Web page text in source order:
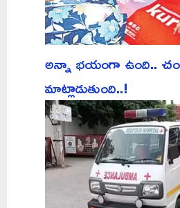
అన్నా భయంగా ఉంది..
మాట్లాడుతుంది..!